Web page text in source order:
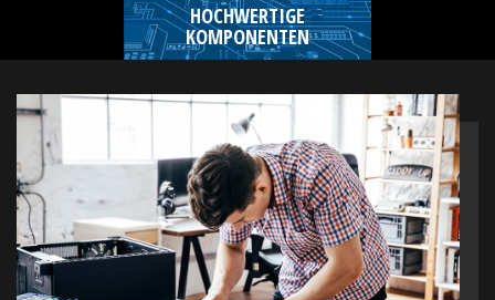
HOCHWERTIGE
KOMPONENTEN